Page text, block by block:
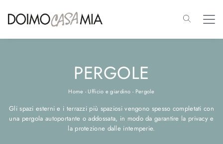
PERGOLE
Home - Ufficio e giardino - Pergole
Gli spazi esterni e i terrazzi più spaziosi vengono spesso completati con
una pergola autoportante o addossata, in modo da garantire la privacy e
la protezione dalle intemperie.